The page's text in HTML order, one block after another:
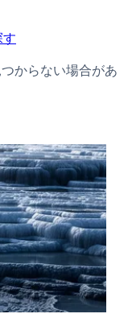
からない場合があ